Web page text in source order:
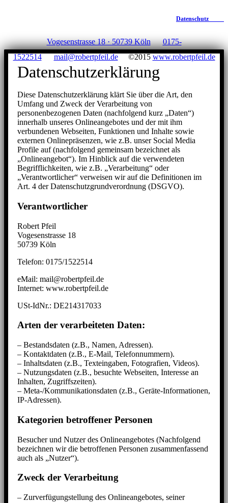
Datenschutz
Vogesenstrasse 18 · 50739 Köln
0175-
1522514
mail@robertpfeil.de©2015 www.robertpfeil.de
Datenschutzerklärung
Diese Datenschutzerklärung klärt Sie über die Art, den
Umfang und Zweck der Verarbeitung von
personenbezogenen Daten (nachfolgend kurz „Daten“)
innerhalb unseres Onlineangebotes und der mit ihm
verbundenen Webseiten, Funktionen und Inhalte sowie
externen Onlinepräsenzen, wie z.B. unser Social Media
Profile auf (nachfolgend gemeinsam bezeichnet als
„Onlineangebot“). Im Hinblick auf die verwendeten
Begrifflichkeiten, wie z.B. „Verarbeitung“ oder
„Verantwortlicher“ verweisen wir auf die Definitionen im
Art. 4 der Datenschutzgrundverordnung (DSGVO).
Verantwortlicher
Robert Pfeil
Vogesenstrasse 18
50739 Köln
Telefon: 0175/1522514
eMail: mail@robertpfeil.de
Internet: www.robertpfeil.de
USt-IdNr.: DE214317033
Arten der verarbeiteten Daten:
– Bestandsdaten (z.B., Namen, Adressen).
– Kontaktdaten (z.B., E-Mail, Telefonnummern).
– Inhaltsdaten (z.B., Texteingaben, Fotografien, Videos).
– Nutzungsdaten (z.B., besuchte Webseiten, Interesse an
Inhalten, Zugriffszeiten).
– Meta-/Kommunikationsdaten (z.B., Geräte-Informationen,
IP-Adressen).
Kategorien betroffener Personen
Besucher und Nutzer des Onlineangebotes (Nachfolgend
bezeichnen wir die betroffenen Personen zusammenfassend
auch als „Nutzer“).
Zweck der Verarbeitung
– Zurverfügungstellung des Onlineangebotes, seiner